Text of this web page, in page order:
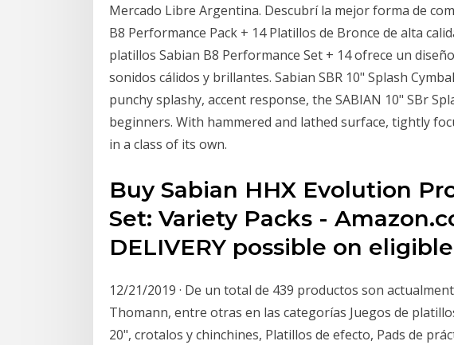
Mercado Libre Argentina. Descubrí la mejor forma de
B8 Performance Pack + 14 Platillos de Bronce de alta
platillos Sabian B8 Performance Set + 14 ofrece un
sonidos cálidos y brillantes. Sabian SBR 10" Splash
punchy splashy, accent response, the SABIAN 10" SBr
beginners. With hammered and lathed surface, tightly
in a class of its own.
Buy Sabian HHX Evolution
Set: Variety Packs -
DELIVERY possible on
12/21/2019 · De un total de 439 productos son
Thomann, entre otras en las categorías Juegos de
20", crotalos y chinchines, Platillos de efecto, Pads de